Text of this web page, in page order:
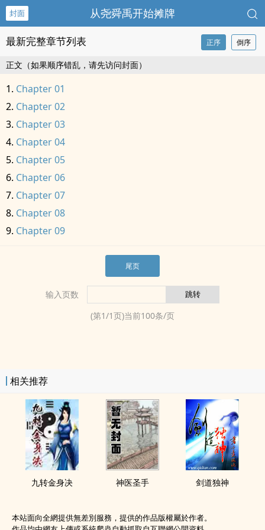
封面 从尧舜禹开始摊牌
最新完整章节列表 正序 倒序
正文（如果顺序错乱，请先访问封面）
Chapter 01
Chapter 02
Chapter 03
Chapter 04
Chapter 05
Chapter 06
Chapter 07
Chapter 08
Chapter 09
尾页
输入页数
(第1/1页)当前100条/页
相关推荐
九转金身决 神医圣手 剑道独神
本站面向全網提供無差別服務，提供的作品版權屬於作者。